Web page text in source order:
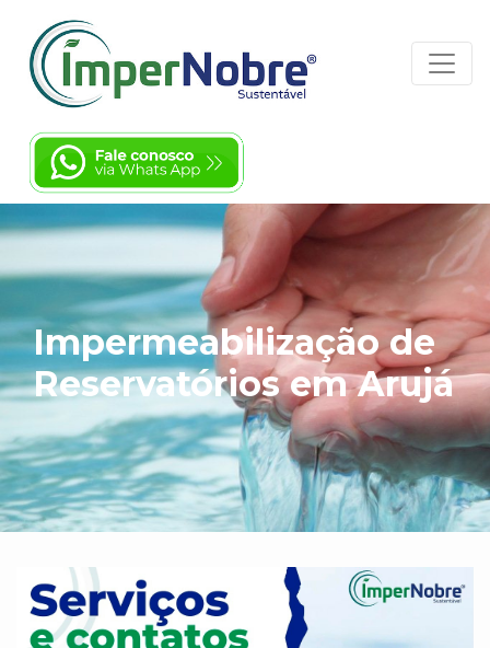
Impermeabilização de
Reservatórios em Arujá